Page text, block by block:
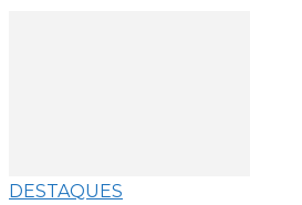
DESTAQUES